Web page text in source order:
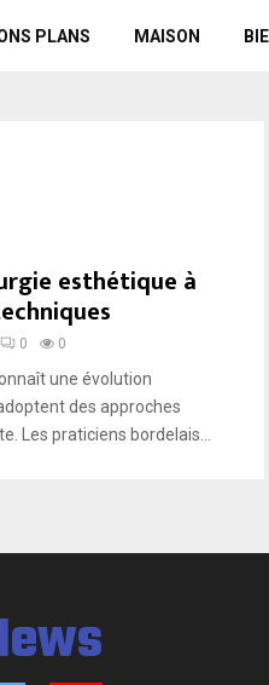
PLANS MAISON
esthétique à
0 0
une évolution
des approches
Les praticiens bordelais...